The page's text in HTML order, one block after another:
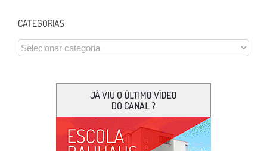
CATEGORIAS
CATEGORIAS